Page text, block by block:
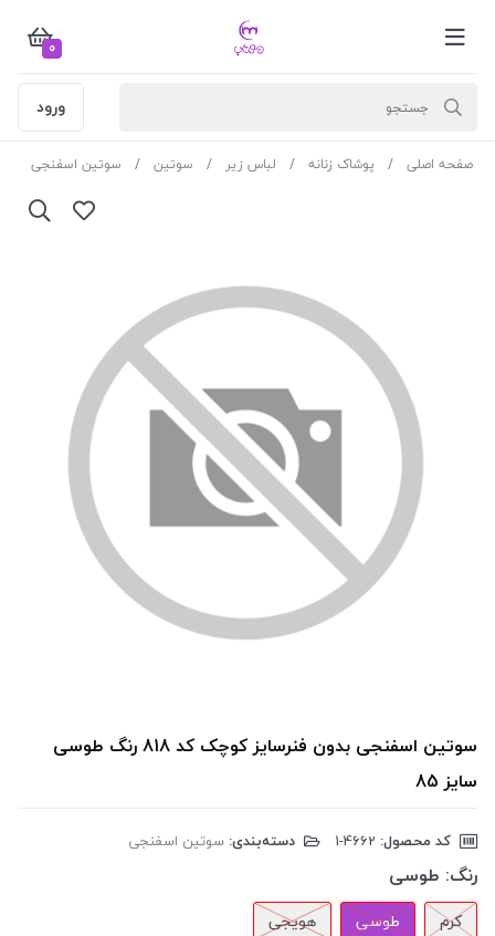
0
ورود
صفحه اصلی پوشاک زنانه لباس زیر سوتین سوتین اسفنجی
سوتین اسفنجی بدون فنرسایز کوچک کد 818 رنگ طوسی
سایز 85
کد محصول: دسته‌بندی: سوتین اسفنجی
رنگ: طوسی
کرم طوسی هویجی